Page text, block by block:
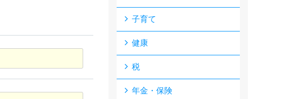
子育て
健康
税
年金・保険